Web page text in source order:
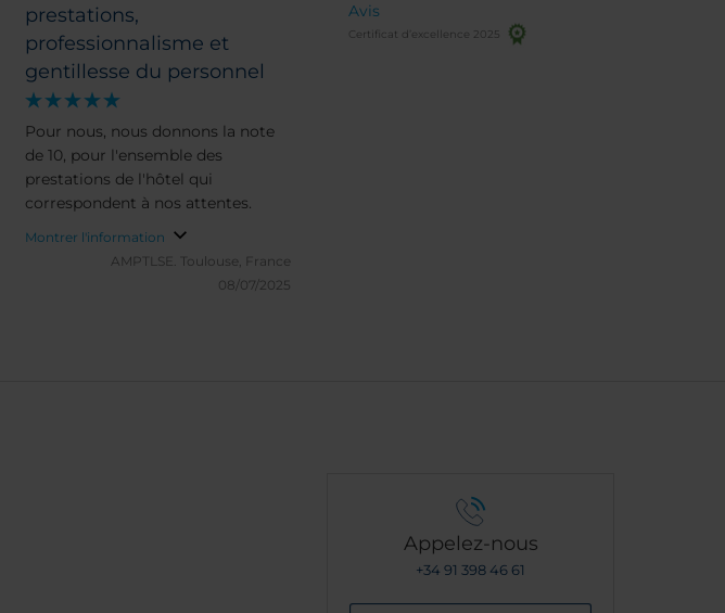
prestations,
professionnalisme et
gentillesse du personnel
Pour nous, nous donnons la note
de 10, pour l'ensemble des
prestations de l'hôtel qui
correspondent à nos attentes.
Montrer l'information
AMPTLSE. Toulouse, France
08/07/2025
Avis
Certificat d’excellence 2025
Appelez-nous
+34 91 398 46 61